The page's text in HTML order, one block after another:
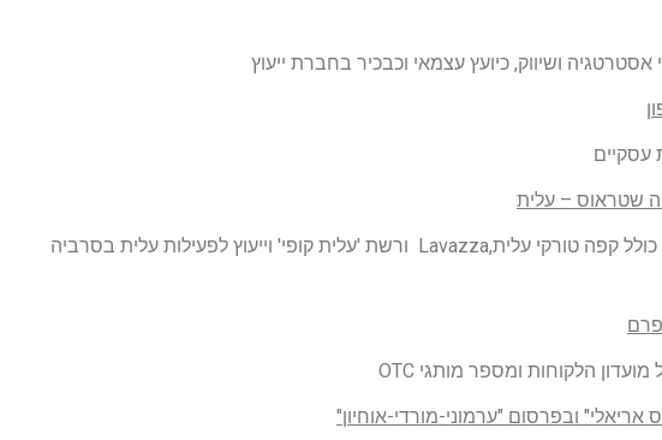
ושיווק, כיועץ עצמאי וכבכיר בחברת ייעוץ
עסקיים
שטראוס – עלית
אחריות על כלל פעילות תחום הקפה הקלוי, כולל קפה טורקי עלית,Lavazza ורשת 'עלית קופי' וייעוץ לפעילות עלית בסרביה
ובפרסום "ערמוני-מורדי-אוחיון"